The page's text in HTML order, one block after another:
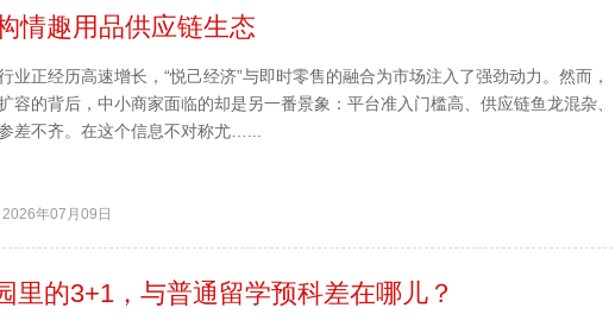
情趣用品供应链生态
业正经历高速增长，“悦己经济”与即时零售的融合为市场注入了强劲动力。然而，
容的背后，中小商家面临的却是另一番景象：平台准入门槛高、供应链鱼龙混杂、
差不齐。在这个信息不对称尤…...
年07月09日
里的3+1，与普通留学预科差在哪儿？